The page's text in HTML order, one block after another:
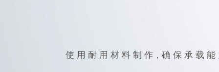
使 用 耐 用 材 料 制 作，确 保 承 载